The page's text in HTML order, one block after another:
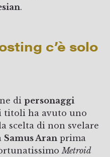
.
c’è solo
di personaggi
titoli ha avuto uno
scelta di non svelare
Samus Aran prima
Metroid